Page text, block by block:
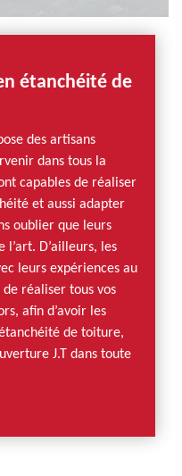
étanchéité de
des artisans
dans tous la
capables de réaliser
et aussi adapter
oublier que leurs
D’ailleurs, les
leurs expériences au
réaliser tous vos
afin d’avoir les
de toiture,
J.T dans toute